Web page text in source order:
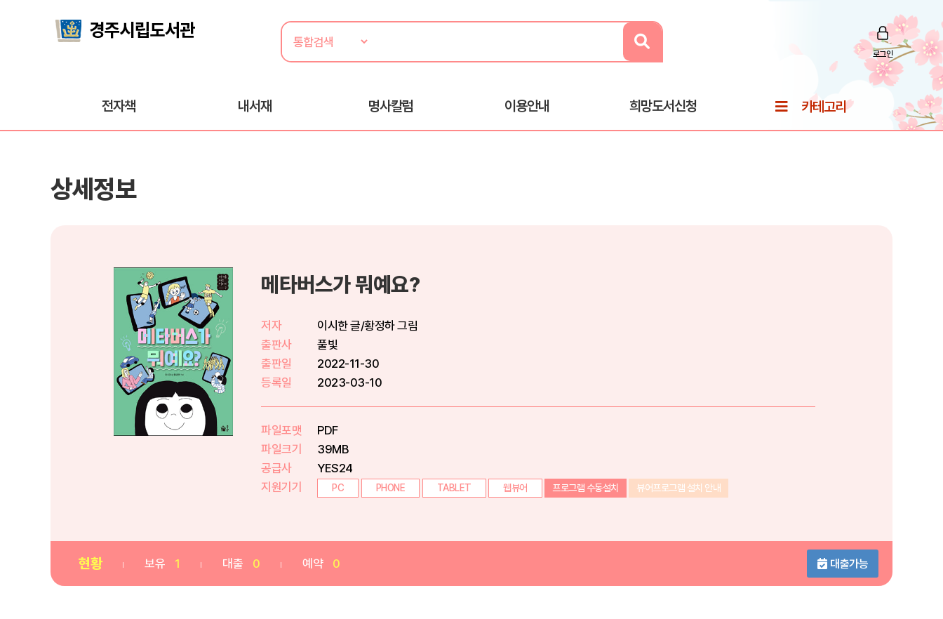
로그인
전자책 내서재 명사칼럼 이용안내 희망도서신청 카테고리
상세정보
메타버스가 뭐예요?
저자
이시한 글/황정하 그림
출판사
풀빛
출판일
2022-11-30
등록일
2023-03-10
파일포맷
PDF
파일크기
39MB
공급사
YES24
지원기기
PC PHONE TABLET 웹뷰어 프로그램 수동설치 뷰어프로그램 설치 안내
현황 보유 1 대출 0 예약 0 대출가능